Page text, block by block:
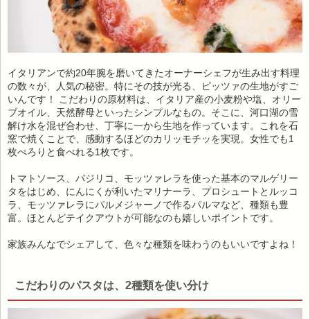
イタリアンで約20年腕を磨いてきたオーナーシェフが生み出す料理
の数々が、人気の秘密。特にその技が光る、ピッツァの生地がすご
いんです！ こだわりの原材料は、イタリア産の小麦粉や塩、オリー
ブオイル、天然酵母といったシンプルなもの。そこに、河口湖の雪
解け水を混ぜ合わせ、丁寧に一から生地を作っています。これを石
窯で焼くことで、感動するほどのカリッモチッを実現。女性でも1
枚ぺろりと食べれる1枚です。
トマトソース、バジリコ、モッツァレラを使った基本のマルゲリー
タをはじめ、にんにくが利いたマリナーラ、プロシュートとルッコ
ラ、モッツァレラにパルメジャーノで作るパルマなど、種類も豊
富。ほとんどテイクアウトが可能なのも嬉しいポイントです。
家族みんなでシェアして、色々な種類を味わうのもいいですよね！
こだわりのパスタは、2種類を使い分け